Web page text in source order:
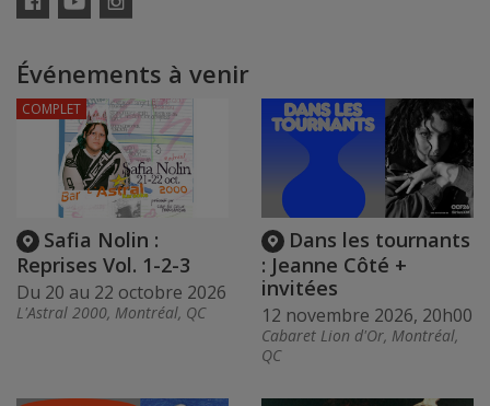
Événements à venir
Safia Nolin :
Reprises Vol. 1-2-3
Du 20 au 22 octobre 2026
L'Astral 2000, Montréal, QC
COMPLET
Dans les tournants
: Jeanne Côté +
invitées
12 novembre 2026, 20h00
Cabaret Lion d'Or, Montréal,
QC